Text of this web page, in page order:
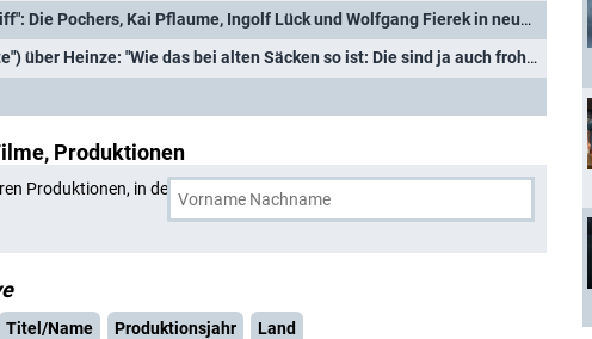
"Das Traumschiff": Die Pochers, Kai Pflaume, Ingolf Lück und Wolfgang Fierek in neuen Folgen
Kremp ("Der Alte") über Heinze: "Wie das bei alten Säcken so ist: Die sind ja auch froh, wenn sie eine tolle Nachfolge bekommen
Produktionen
Produktionen, in denen Walter Kreye
Titel/Name Produktionsjahr Land